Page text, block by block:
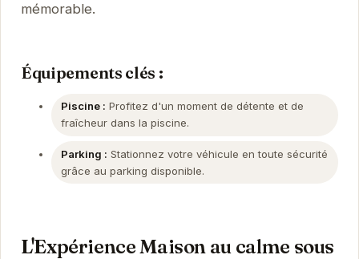
mémorable.
Équipements clés :
Piscine : Profitez d'un moment de détente et de
fraîcheur dans la piscine.
Parking : Stationnez votre véhicule en toute sécurité
grâce au parking disponible.
L'Expérience Maison au calme sous